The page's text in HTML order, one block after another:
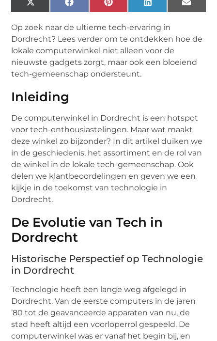
X
(Twitter)
FacebookPinterest LinkedIn Email
Op zoek naar de ultieme tech-ervaring in
Dordrecht? Lees verder om te ontdekken hoe de
lokale computerwinkel niet alleen voor de
nieuwste gadgets zorgt, maar ook een bloeiend
tech-gemeenschap ondersteunt.
Inleiding
De computerwinkel in Dordrecht is een hotspot
voor tech-enthousiastelingen. Maar wat maakt
deze winkel zo bijzonder? In dit artikel duiken we
in de geschiedenis, het assortiment en de rol van
de winkel in de lokale tech-gemeenschap. Ook
delen we klantbeoordelingen en geven we een
kijkje in de toekomst van technologie in
Dordrecht.
De Evolutie van Tech in
Dordrecht
Historische Perspectief op Technologie
in Dordrecht
Technologie heeft een lange weg afgelegd in
Dordrecht. Van de eerste computers in de jaren
’80 tot de geavanceerde apparaten van nu, de
stad heeft altijd een voorloperrol gespeeld. De
computerwinkel was er vanaf het begin bij, en